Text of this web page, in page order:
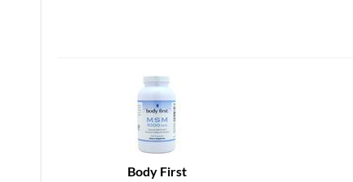
Body First